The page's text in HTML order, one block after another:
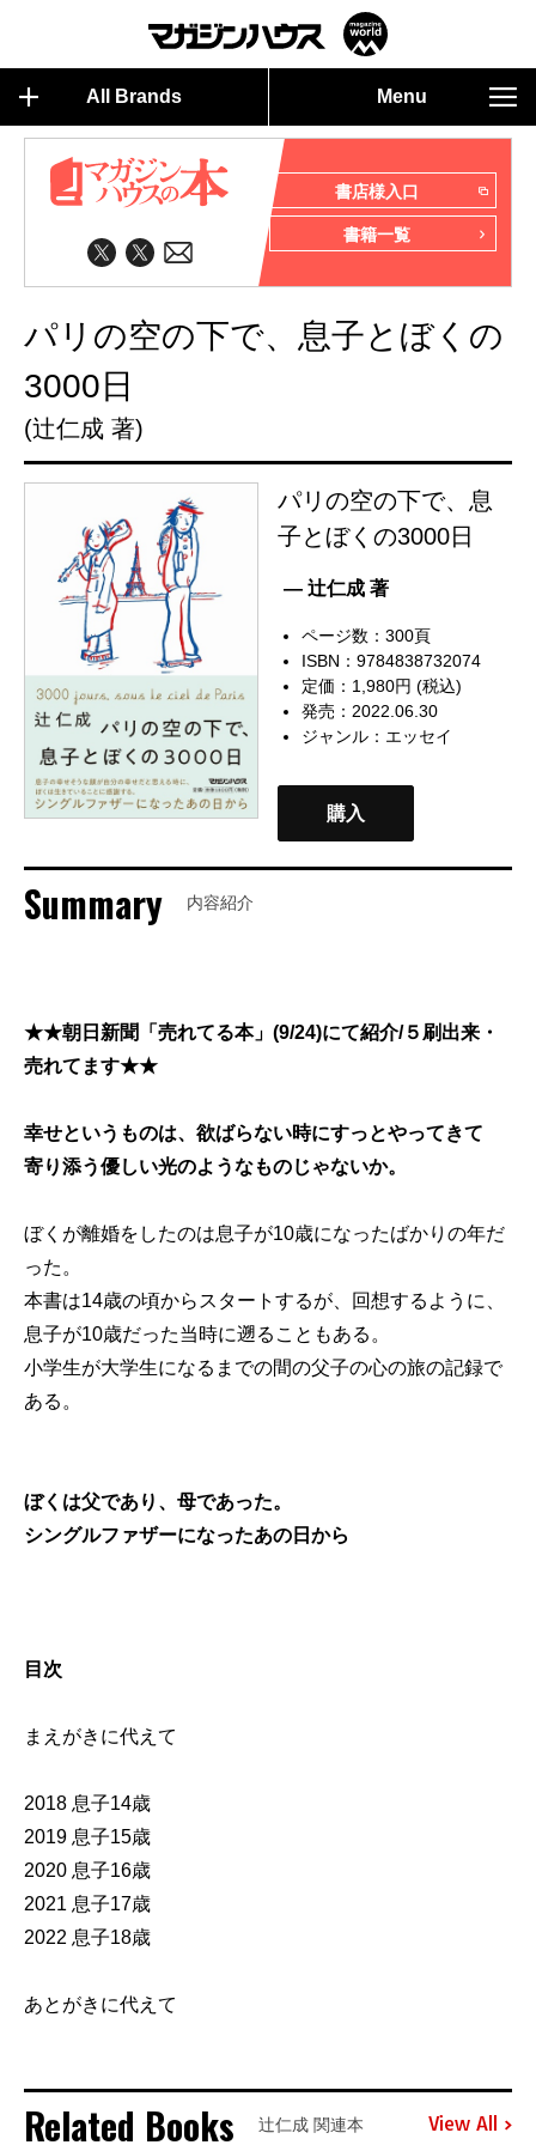
All Brands Menu
書店様入口
書籍一覧
パリの空の下で、息子とぼくの
3000日
(辻仁成 著)
パリの空の下で、息
子とぼくの3000日
— 辻仁成 著
ページ数：300頁
ISBN：9784838732074
定価：1,980円 (税込)
発売：2022.06.30
ジャンル： エッセイ
購入
Summary 内容紹介
★★朝日新聞「売れてる本」(9/24)にて紹介/５刷出来・
売れてます★★
幸せというものは、欲ばらない時にすっとやってきて
寄り添う優しい光のようなものじゃないか。
ぼくが離婚をしたのは息子が10歳になったばかりの年だ
った。
本書は14歳の頃からスタートするが、回想するように、
息子が10歳だった当時に遡ることもある。
小学生が大学生になるまでの間の父子の心の旅の記録で
ある。
ぼくは父であり、母であった。
シングルファザーになったあの日から
目次
まえがきに代えて
2018 息子14歳
2019 息子15歳
2020 息子16歳
2021 息子17歳
2022 息子18歳
あとがきに代えて
Related Books 辻仁成 関連本 View All